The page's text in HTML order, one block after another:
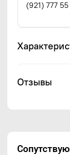
(921) 777
Отзывы